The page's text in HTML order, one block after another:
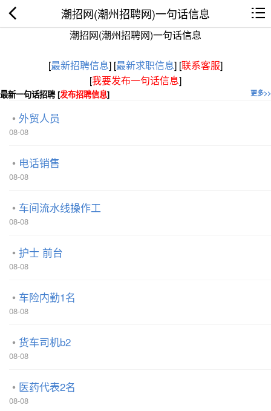
潮招网(潮州招聘网)一句话信息
潮招网(潮州招聘网)一句话信息
[最新招聘信息] [最新求职信息] [联系客服]
[我要发布一句话信息]
更多>>
最新一句话招聘 [发布招聘信息]
外贸人员
08-08
电话销售
08-08
车间流水线操作工
08-08
护士 前台
08-08
车险内勤1名
08-08
货车司机b2
08-08
医药代表2名
08-08